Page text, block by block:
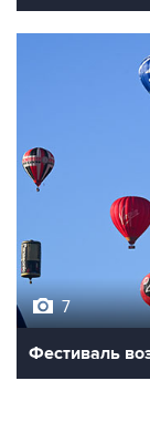
7
Фестиваль